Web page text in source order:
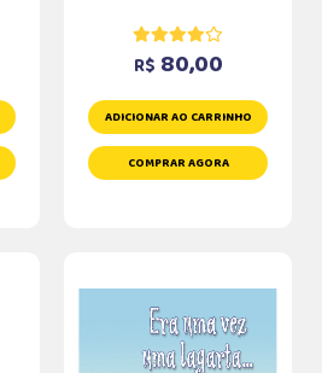
R$ 80,00
ADICIONAR AO CARRINHO
COMPRAR AGORA